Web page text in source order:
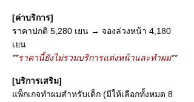
[ค่าบริการ]
ราคาปกติ 5,280 เยน → จองล่วงหน้า 4,180
เยน
**ราคานี้ยังไม่รวมบริการแต่งหน้าและทำผม**
[บริการเสริม]
แพ็กเกจทำผมสำหรับเด็ก (มีให้เลือกทั้งหมด 8